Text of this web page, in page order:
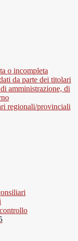
o incompleta
da parte dei titolari
amministrazione, di
regionali/provinciali